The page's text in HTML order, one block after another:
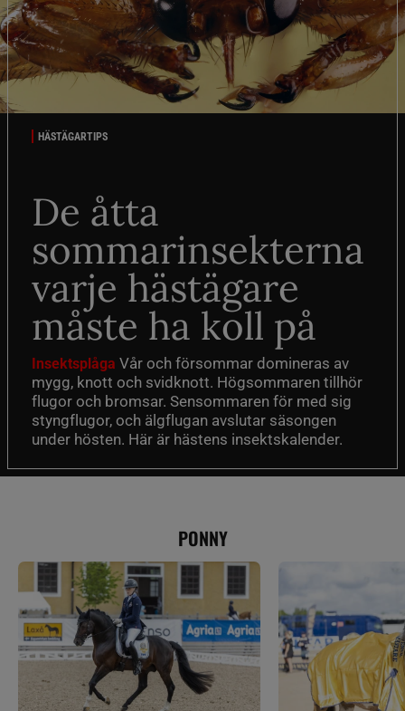
HÄSTÄGARTIPS
De åtta
sommarinsekterna
varje hästägare
måste ha koll på
Insektsplåga Vår och försommar domineras av
mygg, knott och svidknott. Högsommaren tillhör
flugor och bromsar. Sensommaren för med sig
styngflugor, och älgflugan avslutar säsongen
under hösten. Här är hästens insektskalender.
PONNY